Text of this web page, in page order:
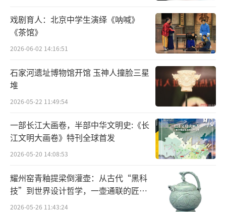
光明日报记者苏雁光明日报通讯员姬尊雨
（责任编辑：陈玲玲）
戏剧育人：北京中学生演绎《呐喊》
《茶馆》
2026-06-02 14:16:51
石家河遗址博物馆开馆 玉神人撞脸三星
堆
2026-05-22 11:49:54
一部长江大画卷，半部中华文明史:《长
江文明大画卷》特刊全球首发
2026-05-20 14:08:53
耀州窑青釉提梁倒灌壶：从古代“黑科
技”到世界设计哲学，一壶通联的匠心
宇宙
2026-05-26 11:43:24